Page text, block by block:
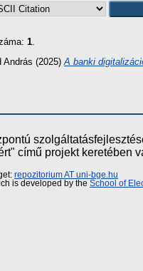
1.
András (2025) A banki
című projekt keretében
repozitorium AT uni-bge.hu
is developed by the School of